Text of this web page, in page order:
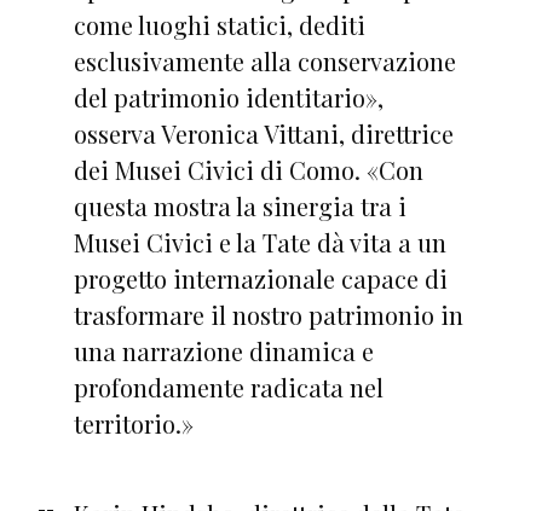
come luoghi statici, dediti
esclusivamente alla conservazione
del patrimonio identitario»,
osserva Veronica Vittani, direttrice
dei Musei Civici di Como. «Con
questa mostra la sinergia tra i
Musei Civici e la Tate dà vita a un
progetto internazionale capace di
trasformare il nostro patrimonio in
una narrazione dinamica e
profondamente radicata nel
territorio.»